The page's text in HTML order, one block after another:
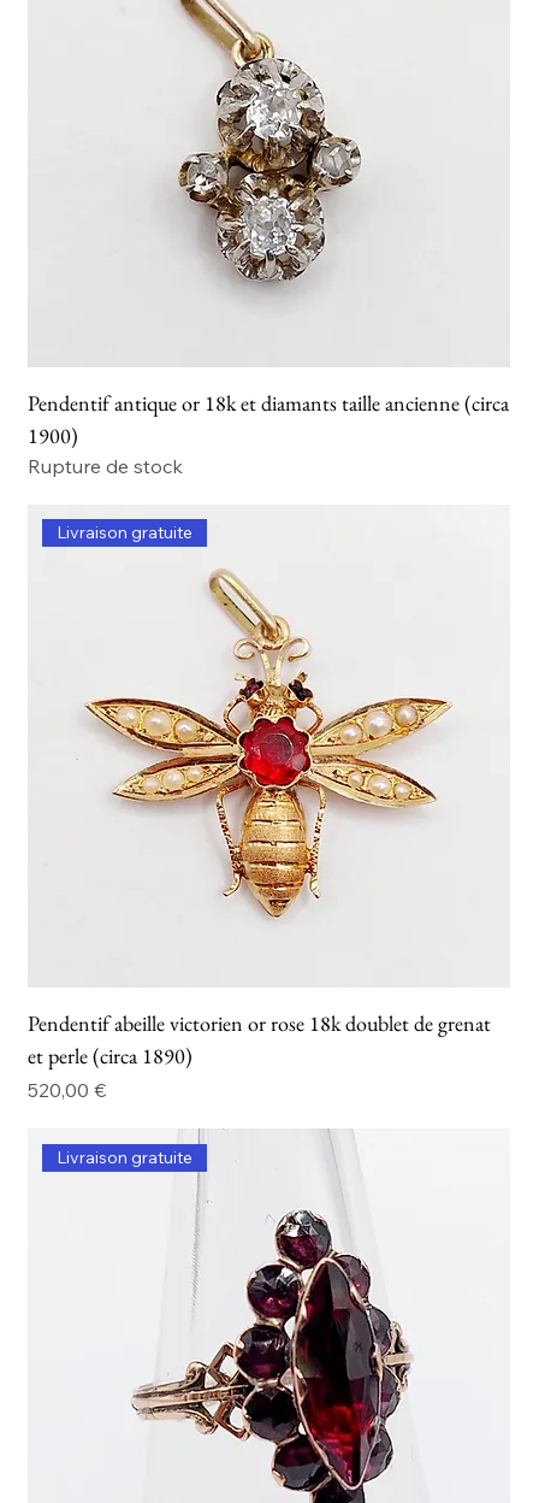
Pendentif antique or 18k et diamants taille ancienne (circa
1900)
Rupture de stock
Livraison gratuite
Pendentif abeille victorien or rose 18k doublet de grenat
et perle (circa 1890)
Prix
520,00 €
Livraison gratuite